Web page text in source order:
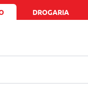
DROGARIA